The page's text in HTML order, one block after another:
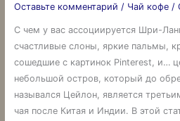
Оставьте комментарий / Чай кофе/
С чем у вас ассоциируется Шри-
счастливые слоны, яркие пальмы,
сошедшие с картинок Pinterest, и…
небольшой остров, который до
назывался Цейлон, является
чая после Китая и Индии. В этой